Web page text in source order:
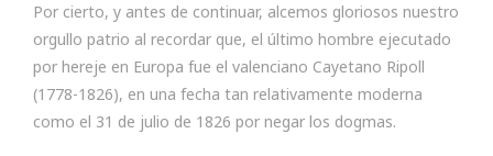
Por cierto, y antes de continuar, alcemos gloriosos nuestro
orgullo patrio al recordar que, el último hombre ejecutado
por hereje en Europa fue el valenciano Cayetano Ripoll
(1778-1826), en una fecha tan relativamente moderna
como el 31 de julio de 1826 por negar los dogmas.